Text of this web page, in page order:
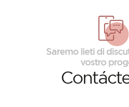
Revista ORSOL
Inspírese descubriendo la
texturas de ORSOL.
Saremo lieti di
vostro